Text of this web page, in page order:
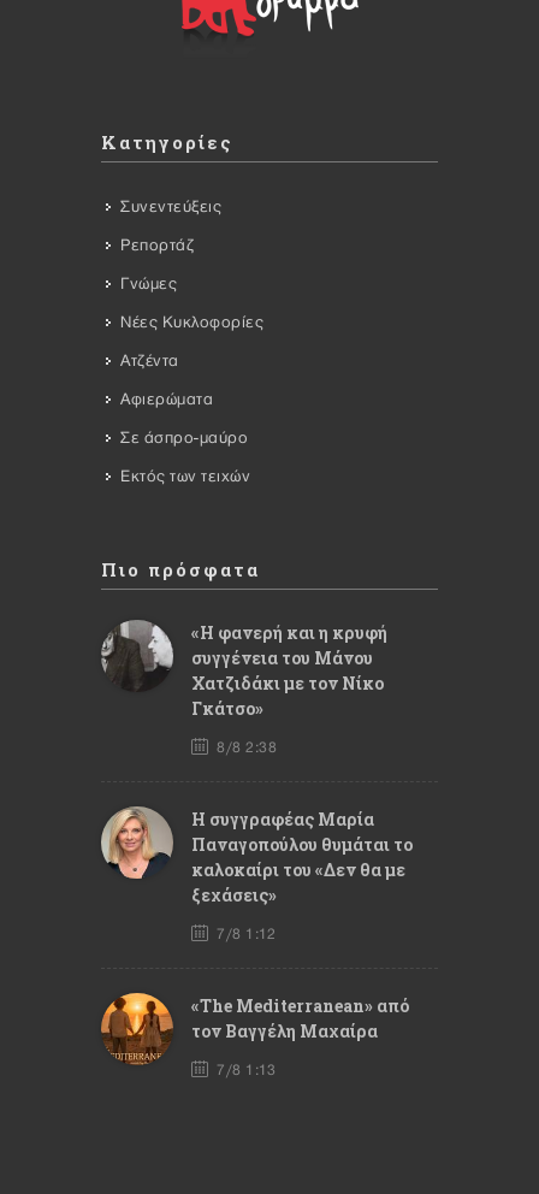
Κατηγορίες
Συνεντεύξεις
Ρεπορτάζ
Γνώμες
Νέες Κυκλοφορίες
Ατζέντα
Αφιερώματα
Σε άσπρο-μαύρο
Εκτός των τειχών
Πιο πρόσφατα
«Η φανερή και η κρυφή
συγγένεια του Μάνου
Χατζιδάκι με τον Νίκο
Γκάτσο»
8/8 2:38
Η συγγραφέας Μαρία
Παναγοπούλου θυμάται το
καλοκαίρι του «Δεν θα με
ξεχάσεις»
7/8 1:12
«The Mediterranean» από
τον Βαγγέλη Μαχαίρα
7/8 1:13